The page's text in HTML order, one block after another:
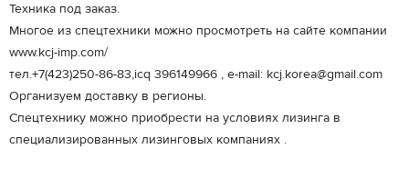
Техника под заказ.
Многое из спецтехники можно просмотреть на сайте компании
www.kcj-imp.com/
тел.+7(423)250-86-83,icq 396149966 , e-mail: kcj.korea@gmail.com
Организуем доставку в регионы.
Спецтехнику можно приобрести на условиях лизинга в
специализированных лизинговых компаниях .